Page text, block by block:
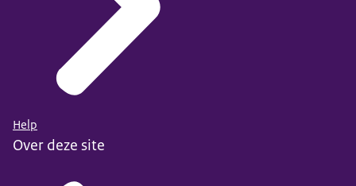
Help
Over deze site